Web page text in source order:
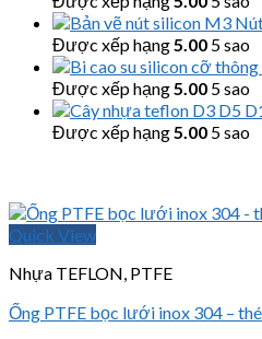
Được xếp hạng5.00 5 sao
Được xếp hạng5.00 5 sao
Được xếp hạng5.00 5 sao
Quick View
Nhựa TEFLON, PTFE
Ống PTFE bọc lưới inox 304 –